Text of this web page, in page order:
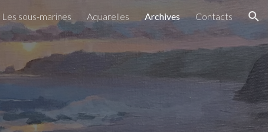
Les sous-marines Aquarelles Archives Contacts